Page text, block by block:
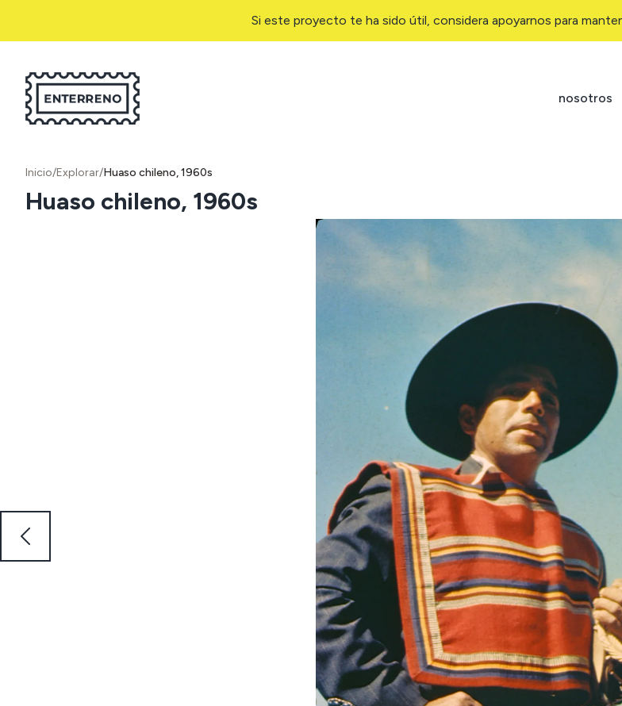
Si este proyecto te ha sido útil, considera apoyarnos para
nosotros
Inicio/Explorar/Huaso chileno, 1960s
Huaso chileno, 1960s